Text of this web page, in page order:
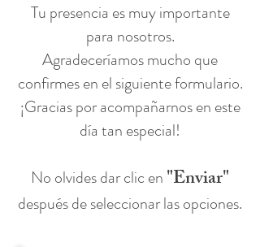
Tu presencia es muy importante
para nosotros.
Agradeceríamos mucho que
confirmes en el siguiente formulario.
¡Gracias por acompañarnos en este
día tan especial!
No olvides dar clic en "Enviar"
después de seleccionar las opciones.